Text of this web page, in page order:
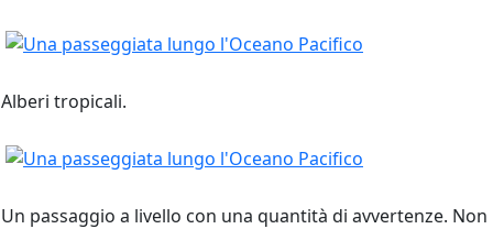
Alberi tropicali.
Un passaggio a livello con una quantità di avvertenze. Non